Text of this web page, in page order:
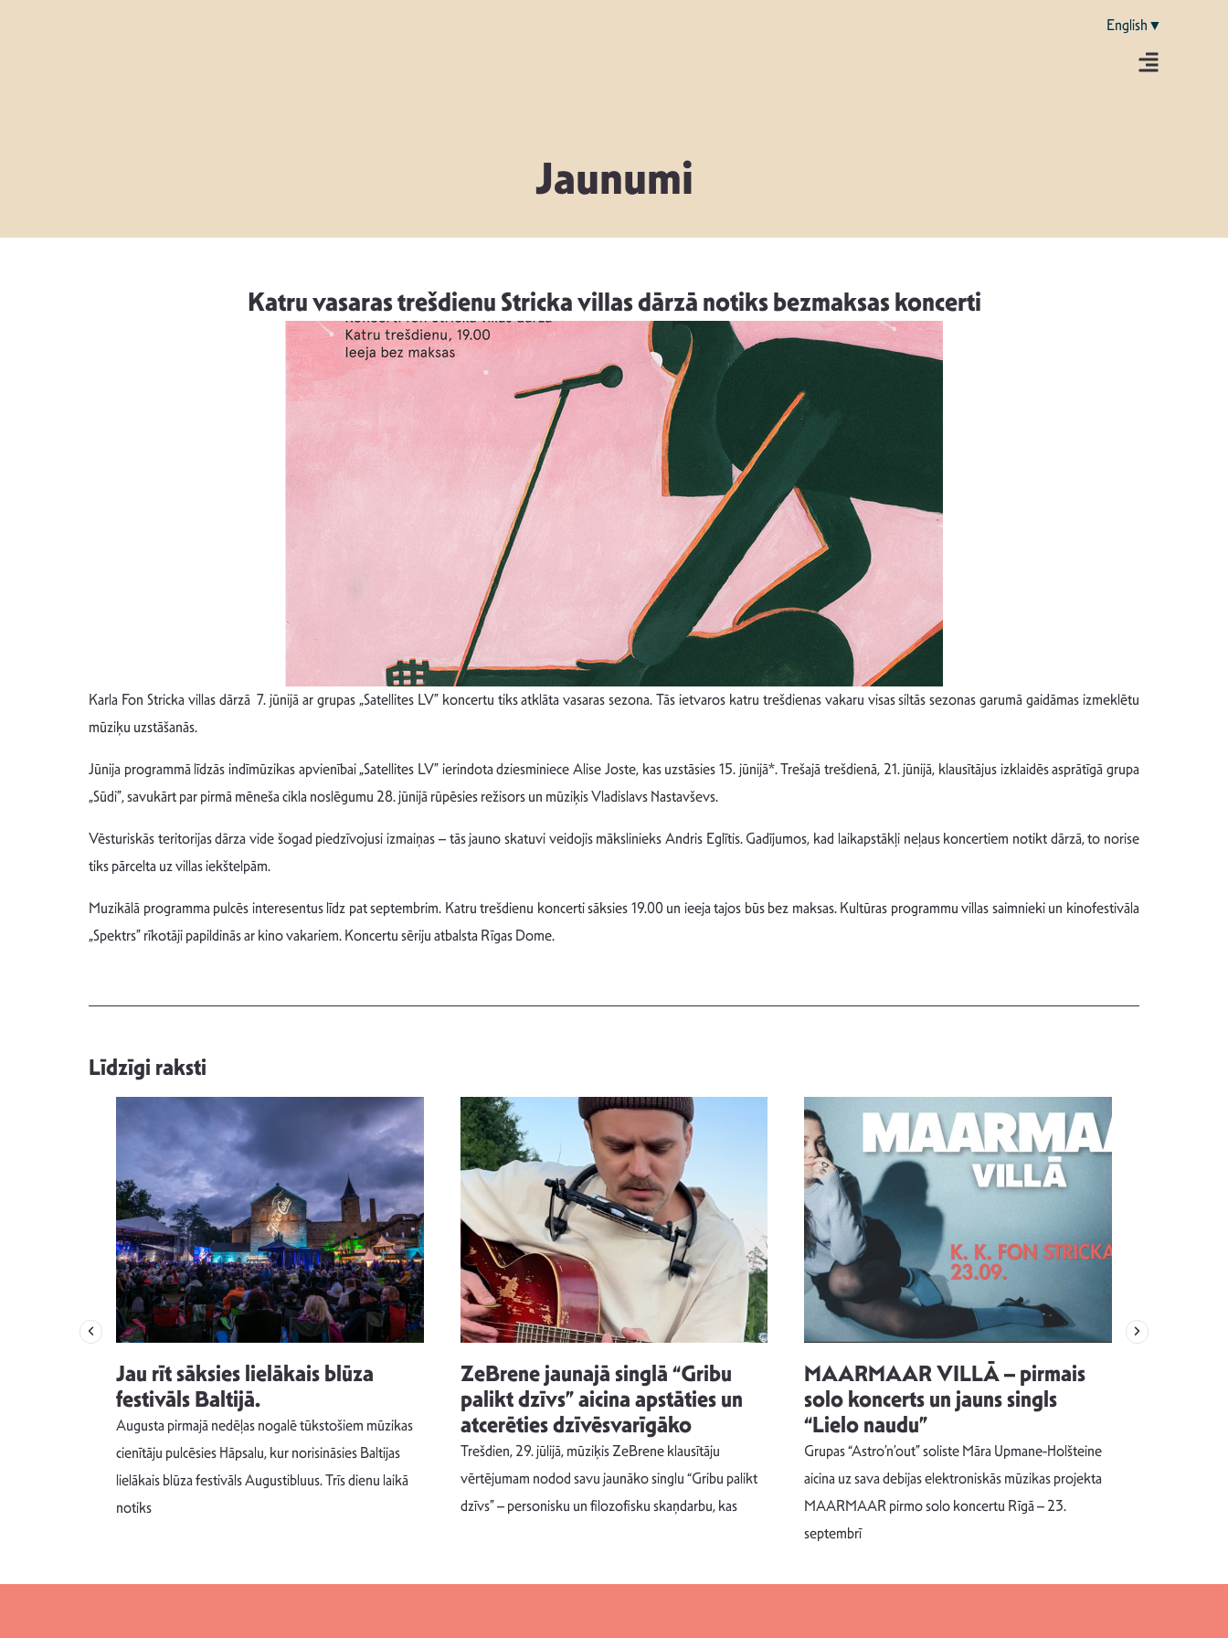
English▼
Jaunumi
Katru vasaras trešdienu Stricka villas dārzā notiks bezmaksas koncerti
Karla Fon Stricka villas dārzā 7. jūnijā ar grupas „Satellites LV” koncertu tiks atklāta vasaras sezona. Tās ietvaros katru trešdienas vakaru visas siltās sezonas garumā gaidāmas izmeklētu
mūziķu uzstāšanās.
Jūnija programmā līdzās indīmūzikas apvienībai „Satellites LV” ierindota dziesminiece Alise Joste, kas uzstāsies 15. jūnijā*. Trešajā trešdienā, 21. jūnijā, klausītājus izklaidēs asprātīgā grupa
„Sūdi”, savukārt par pirmā mēneša cikla noslēgumu 28. jūnijā rūpēsies režisors un mūziķis Vladislavs Nastavševs.
Vēsturiskās teritorijas dārza vide šogad piedzīvojusi izmaiņas – tās jauno skatuvi veidojis mākslinieks Andris Eglītis. Gadījumos, kad laikapstākļi neļaus koncertiem notikt dārzā, to norise
tiks pārcelta uz villas iekštelpām.
Muzikālā programma pulcēs interesentus līdz pat septembrim. Katru trešdienu koncerti sāksies 19.00 un ieeja tajos būs bez maksas. Kultūras programmu villas saimnieki un kinofestivāla
„Spektrs” rīkotāji papildinās ar kino vakariem. Koncertu sēriju atbalsta Rīgas Dome.
Līdzīgi raksti
Jau rīt sāksies lielākais blūza
festivāls Baltijā.
Augusta pirmajā nedēļas nogalē tūkstošiem mūzikas
cienītāju pulcēsies Hāpsalu, kur norisināsies Baltijas
lielākais blūza festivāls Augustibluus. Trīs dienu laikā
notiks
ZeBrene jaunajā singlā “Gribu
palikt dzīvs” aicina apstāties un
atcerēties dzīvēsvarīgāko
Trešdien, 29. jūlijā, mūziķis ZeBrene klausītāju
vērtējumam nodod savu jaunāko singlu “Gribu palikt
dzīvs” – personisku un filozofisku skaņdarbu, kas
MAARMAAR VILLĀ – pirmais
solo koncerts un jauns singls
“Lielo naudu”
Grupas “Astro’n’out” soliste Māra Upmane-Holšteine
aicina uz sava debijas elektroniskās mūzikas projekta
MAARMAAR pirmo solo koncertu Rīgā – 23.
septembrī